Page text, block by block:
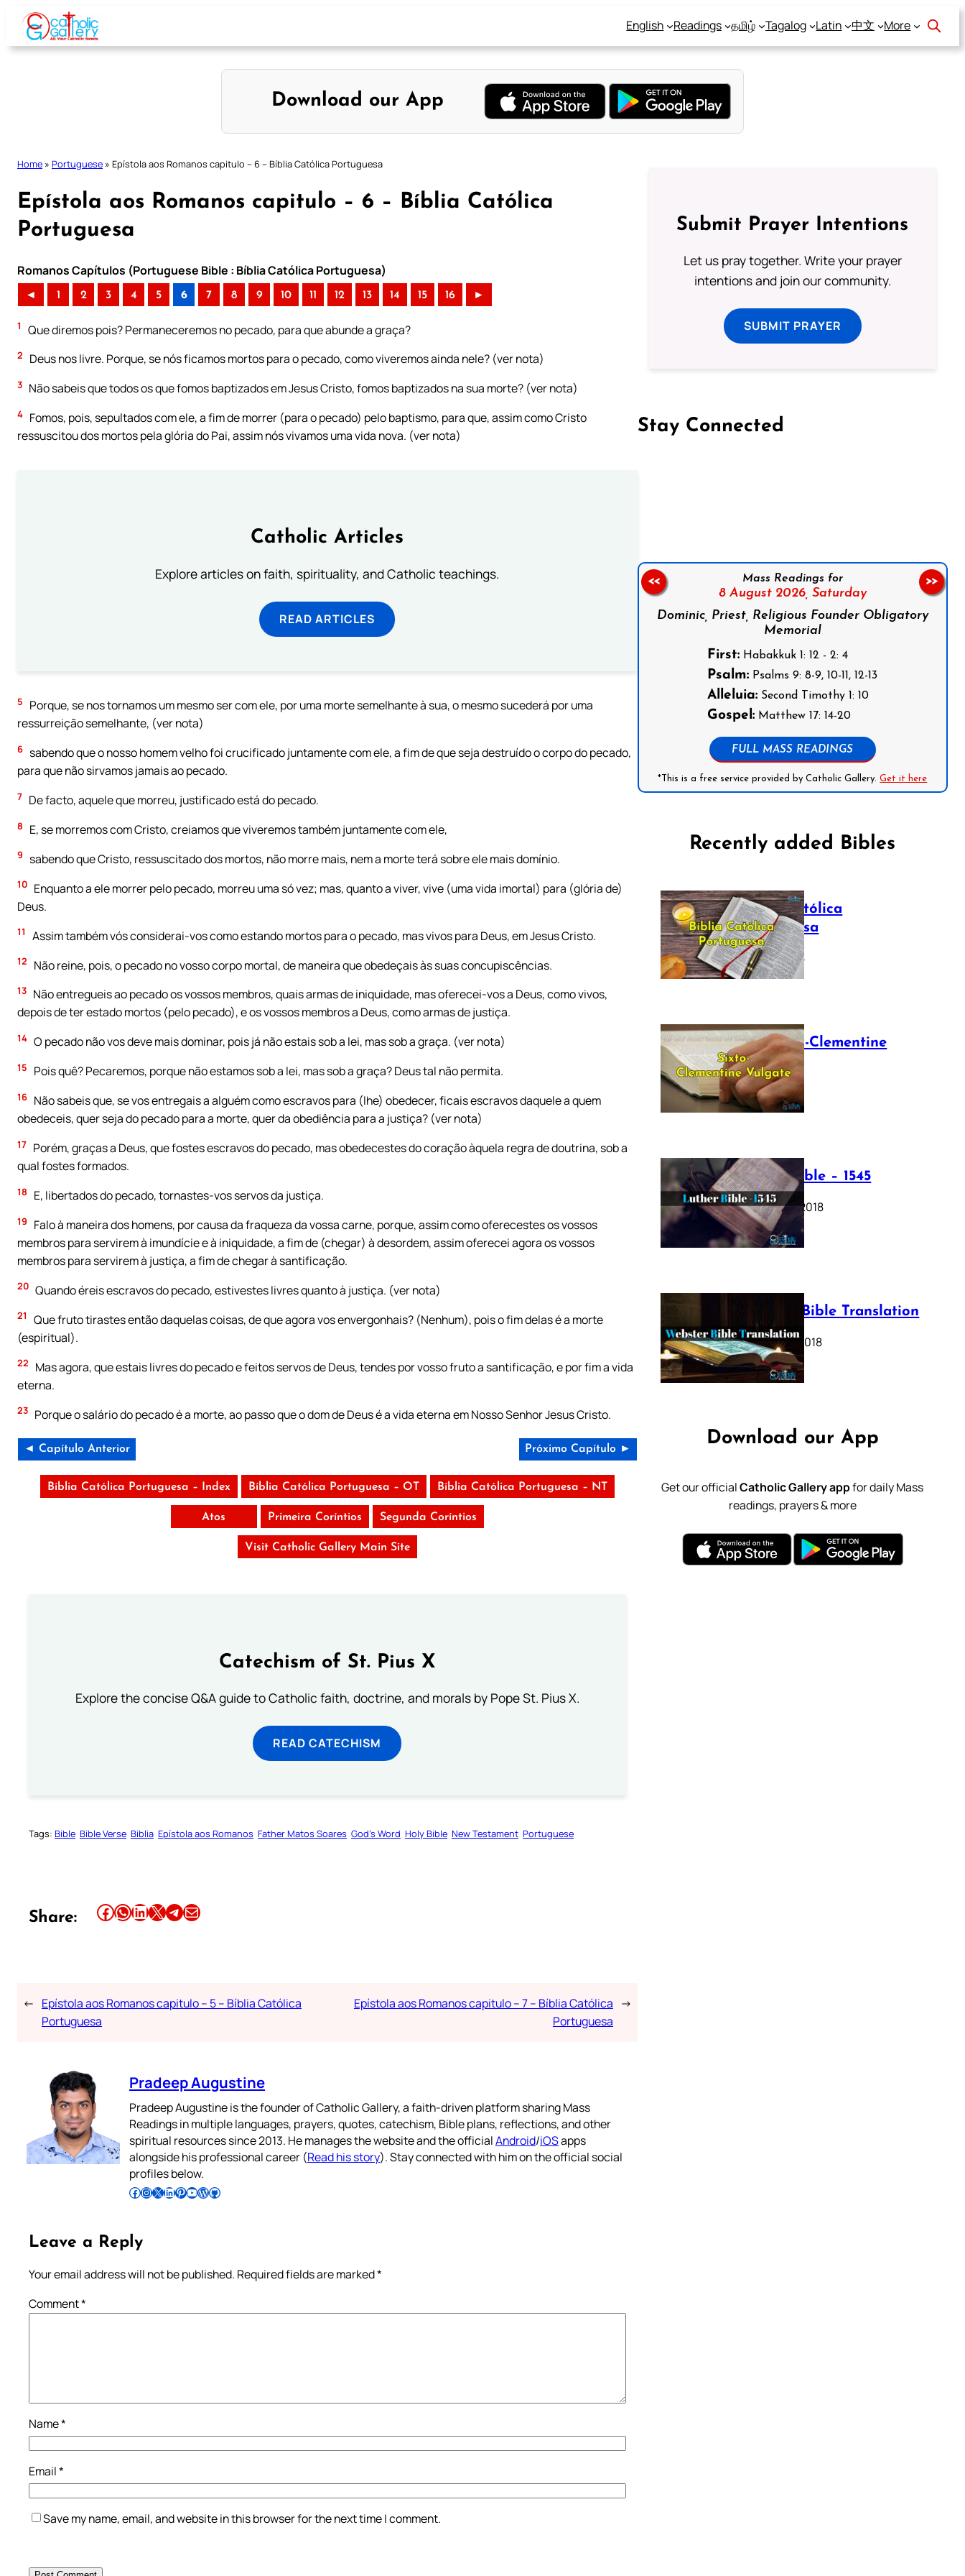
Skip
content
English Readings தமிழ் Tagalog Latin 中文 More
Download our App
Home » Portuguese » Epístola aos Romanos capitulo – 6 – Bíblia Católica Portuguesa
Epístola aos Romanos capitulo – 6 – Bíblia Católica
Portuguesa
Romanos Capítulos (Portuguese Bible : Bíblia Católica Portuguesa)
◄ 1 2 3 4 5 6 7 8 9 10 11 12 13 14 15 16 ►
1 Que diremos pois? Permaneceremos no pecado, para que abunde a graça?
2 Deus nos livre. Porque, se nós ficamos mortos para o pecado, como viveremos ainda nele? (ver nota)
3 Não sabeis que todos os que fomos baptizados em Jesus Cristo, fomos baptizados na sua morte? (ver nota)
4 Fomos, pois, sepultados com ele, a fim de morrer (para o pecado) pelo baptismo, para que, assim como Cristo
ressuscitou dos mortos pela glória do Pai, assim nós vivamos uma vida nova. (ver nota)
Catholic Articles
Explore articles on faith, spirituality, and Catholic teachings.
READ ARTICLES
5
Porque, se nos tornamos um mesmo ser com ele, por uma morte semelhante à sua, o mesmo sucederá por uma
ressurreição semelhante, (ver nota)
6 sabendo que o nosso homem velho foi crucificado juntamente com ele, a fim de que seja destruído o corpo do pecado,
para que não sirvamos jamais ao pecado.
7 De facto, aquele que morreu, justificado está do pecado.
8 E, se morremos com Cristo, creiamos que viveremos também juntamente com ele,
9 sabendo que Cristo, ressuscitado dos mortos, não morre mais, nem a morte terá sobre ele mais domínio.
10 Enquanto a ele morrer pelo pecado, morreu uma só vez; mas, quanto a viver, vive (uma vida imortal) para (glória de)
Deus.
11 Assim também vós considerai-vos como estando mortos para o pecado, mas vivos para Deus, em Jesus Cristo.
12 Não reine, pois, o pecado no vosso corpo mortal, de maneira que obedeçais às suas concupiscências.
13 Não entregueis ao pecado os vossos membros, quais armas de iniquidade, mas oferecei-vos a Deus, como vivos,
depois de ter estado mortos (pelo pecado), e os vossos membros a Deus, como armas de justiça.
14 O pecado não vos deve mais dominar, pois já não estais sob a lei, mas sob a graça. (ver nota)
15 Pois quê? Pecaremos, porque não estamos sob a lei, mas sob a graça? Deus tal não permita.
16 Não sabeis que, se vos entregais a alguém como escravos para (lhe) obedecer, ficais escravos daquele a quem
obedeceis, quer seja do pecado para a morte, quer da obediência para a justiça? (ver nota)
17 Porém, graças a Deus, que fostes escravos do pecado, mas obedecestes do coração àquela regra de doutrina, sob a
qual fostes formados.
18 E, libertados do pecado, tornastes-vos servos da justiça.
19
Falo à maneira dos homens, por causa da fraqueza da vossa carne, porque, assim como oferecestes os vossos
membros para servirem à imundície e à iniquidade, a fim de (chegar) à desordem, assim oferecei agora os vossos
membros para servirem à justiça, a fim de chegar à santificação.
20 Quando éreis escravos do pecado, estivestes livres quanto à justiça. (ver nota)
21
Que fruto tirastes então daquelas coisas, de que agora vos envergonhais? (Nenhum), pois o fim delas é a morte
(espiritual).
22
Mas agora, que estais livres do pecado e feitos servos de Deus, tendes por vosso fruto a santificação, e por fim a vida
eterna.
23 Porque o salário do pecado é a morte, ao passo que o dom de Deus é a vida eterna em Nosso Senhor Jesus Cristo.
◄ Capítulo Anterior Próximo Capítulo ►
Bíblia Católica Portuguesa – Index Bíblia Católica Portuguesa – OT Bíblia Católica Portuguesa – NT
Atos Primeira Coríntios Segunda Coríntios
Visit Catholic Gallery Main Site
Catechism of St. Pius X
Explore the concise Q&A guide to Catholic faith, doctrine, and morals by Pope St. Pius X.
READ CATECHISM
Tags: Bible Bible Verse Biblia Epístola aos Romanos Father Matos Soares God’s Word Holy Bible New Testament Portuguese
Share: Share this article on Facebook Share this article on WhatsApp Share this article on LinkedIn Share this article on X Share this article on TelegramEmail this Article
← Epístola aos Romanos capitulo – 5 – Bíblia Católica
Portuguesa
Epístola aos Romanos capitulo – 7 – Bíblia Católica
Portuguesa
→
Pradeep Augustine
Pradeep Augustine is the founder of Catholic Gallery, a faith-driven platform sharing Mass
Readings in multiple languages, prayers, quotes, catechism, Bible plans, reflections, and other
spiritual resources since 2013. He manages the website and the officialAndroid/iOSapps
alongside his professional career (Read his story). Stay connected with him on the official social
profiles below.
Follow Pradeep on Facebook Follow Pradeep on InstagramFollow Pradeep on X Follow Pradeep on LinkedIn Follow Pradeep on Pinterest Subscribe to Pradeep’s Youtube Channel Follow Pradeep on WordPress Follow Pradeep on GitHub
Leave a Reply
Your email address will not be published. Required fields are marked*
Comment*
Name*
Email*
Save my name, email, and website in this browser for the next time I comment.
Submit Prayer Intentions
Let us pray together. Write your prayer
intentions and join our community.
SUBMIT PRAYER
Stay Connected
Mass Readings for
8 August 2026, Saturday
Dominic, Priest, Religious Founder Obligatory
Memorial
First: Habakkuk 1: 12 - 2: 4
Psalm: Psalms 9: 8-9, 10-11, 12-13
Alleluia: Second Timothy 1: 10
Gospel: Matthew 17: 14-20
FULL MASS READINGS
*This is a free service provided by Catholic Gallery.Get it here
<< >>
Recently added Bibles
Bíblia Católica
Portuguesa
July 16, 2025
The Sixto-Clementine
Vulgate
July 12, 2025
Luther Bible – 1545
October 17, 2018
Webster Bible Translation
October 11, 2018
Download our App
Get our officialCatholic Gallery appfor daily Mass
readings, prayers & more